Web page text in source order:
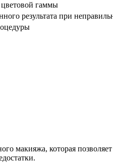
гаммы
результата при
макияжа, которая